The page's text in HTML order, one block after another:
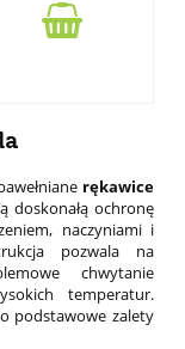

rękawice
doskonałą ochronę
naczyniami i
pozwala na
chwytanie
temperatur.
podstawowe zalety